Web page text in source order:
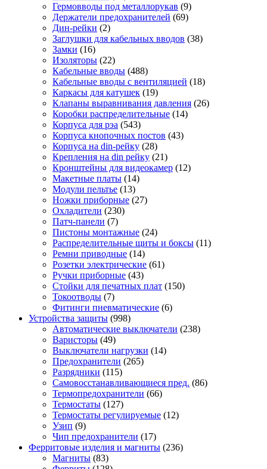
Гермовводы под металлорукав (9)
Держатели предохранителей (69)
Дин-рейки (2)
Заглушки для кабельных вводов (38)
Замки (16)
Изоляторы (22)
Кабельные вводы (488)
Кабельные вводы с вентиляцией (18)
Каркасы для катушек (19)
Клапаны выравнивания давления (26)
Коробки распределительные (14)
Корпуса для рэа (543)
Корпуса кнопочных постов (43)
Корпуса на din-рейку (28)
Крепления на din рейку (21)
Кронштейны для видеокамер (12)
Макетные платы (14)
Модули пельтье (13)
Ножки приборные (27)
Охладители (230)
Патч-панели (7)
Пистоны монтажные (24)
Распределительные щиты и боксы (11)
Ремни приводные (14)
Розетки электрические (61)
Ручки приборные (43)
Стойки для печатных плат (150)
Токоотводы (7)
Фитинги пневматические (6)
Устройства защиты (998)
Автоматические выключатели (238)
Варисторы (49)
Выключатели нагрузки (14)
Предохранители (265)
Разрядники (115)
Самовосстанавливающиеся пред. (86)
Термопредохранители (66)
Термостаты (127)
Термостаты регулируемые (12)
Узип (9)
Чип предохранители (17)
Ферритовые изделия и магниты (236)
Магниты (83)